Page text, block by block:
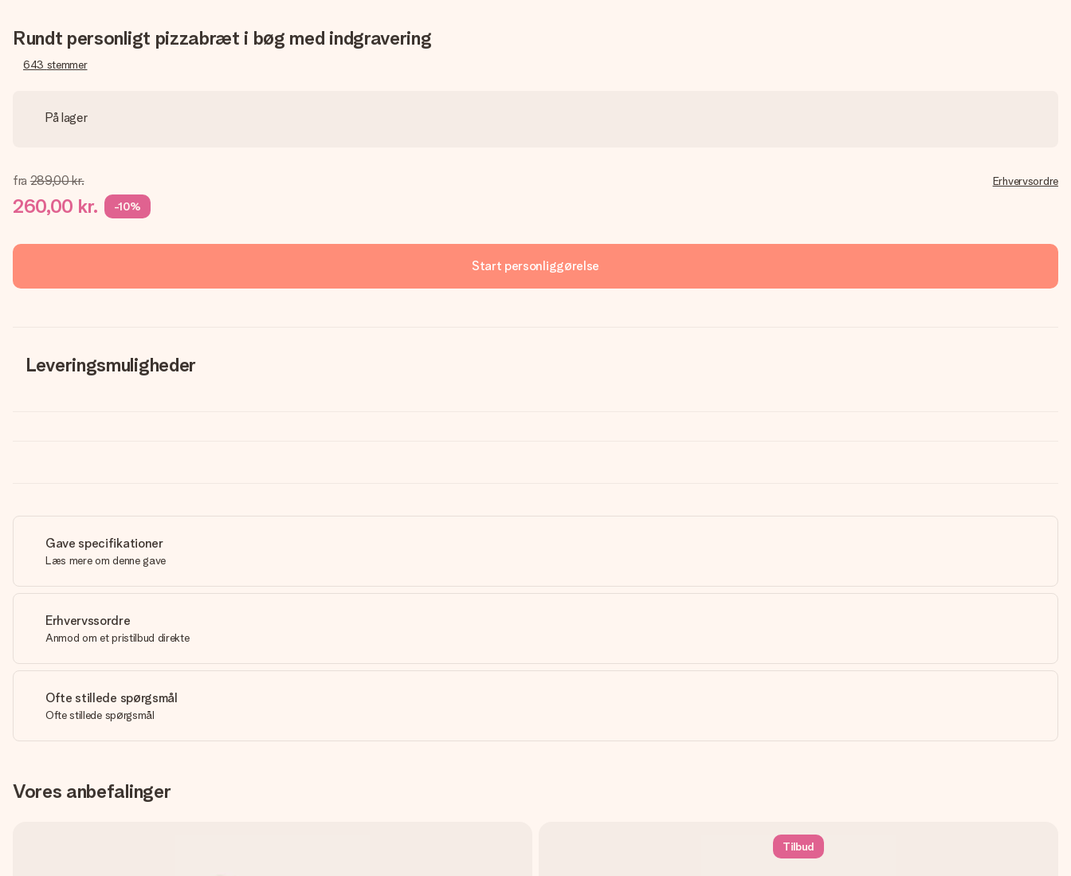
Rundt personligt pizzabræt i bøg med indgravering
643 stemmer
På lager
fra 289,00 kr.
260,00 kr. -10%
Erhvervsordre
Start personliggørelse
Leveringsmuligheder
Gave specifikationer
Læs mere om denne gave
Erhvervssordre
Anmod om et pristilbud direkte
Ofte stillede spørgsmål
Ofte stillede spørgsmål
Vores anbefalinger
Tilbud